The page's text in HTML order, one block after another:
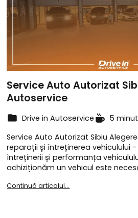
Service Auto Autorizat
Autoservice
Drive in Autoservice
5
Service Auto Autorizat Sibiu
reparații și întreținerea vehiculului
întreținerii și performanța
achiziționăm un vehicul este
Continuă articolul...